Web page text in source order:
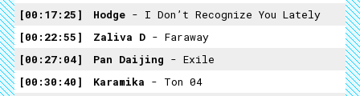
00:17:25
Hodge - I Donʼt Recognize You Lately
00:22:55
Zaliva D - Faraway
00:27:04
Pan Daijing - Exile
00:30:40
Karamika - Ton 04